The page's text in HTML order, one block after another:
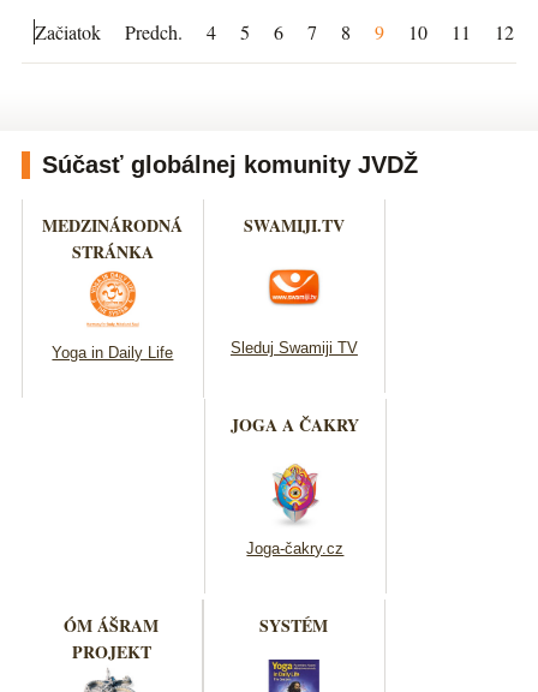
Začiatok Predch. 4 5 6 7 8 9 10 11 12
Súčasť globálnej komunity JVDŽ
MEDZINÁRODNÁ
STRÁNKA
Yoga in Daily Life
SWAMIJI.TV
Sleduj Swamiji TV
JOGA A ČAKRY
Joga-čakry.cz
ÓM ÁŠRAM
PROJEKT
SYSTÉM